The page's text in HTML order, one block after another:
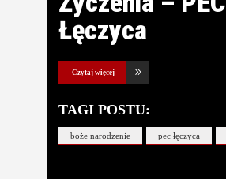
Łęczyca
Czytaj więcej
TAGI POSTU:
boże narodzenie pec łęczyca